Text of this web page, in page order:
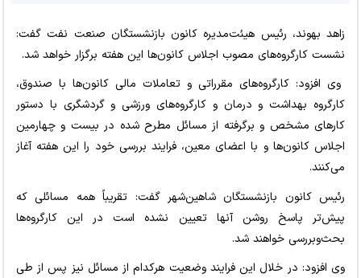
زاهد بهوند، رئیس هیئت‌مدیره کانون بازنشستگان صنعت نفت گفت:
نشست کارگروه‌های مصوب اجلاس کانون‌ها این هفته برگزار خواهد شد.
وی افزود: کارگروه‌های مقرراتی و تعاملات مالی کانون‌ها با صندوق،
کارگروه بهداشت و درمان و کارگروه‌های ورزشی و گردشگری با دستور
کارهای مشخص و برگرفته از مسائل مطرح شده در بیست و چهارمین
اجلاس کانون‌ها و با اعضای معین، فرایند بررسی خود را این هفته آغاز
می‌کنند.
رئیس کانون بازنشستگان شاهین‌شهر گفت: تقریباً همه مسائلی که
پیش‌تر پاسخ روشن آنها تعیین نشده است در این کارگروه‌ها
بحث‌وبررسی خواهند شد.
وی افزود: در خلال این فرایند وضعیت هرکدام از مسائل نیز پس از طی